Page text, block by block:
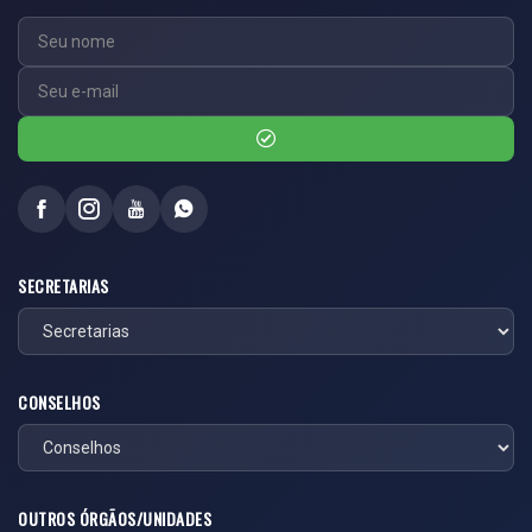
SECRETARIAS
CONSELHOS
OUTROS ÓRGÃOS/UNIDADES